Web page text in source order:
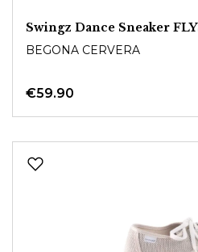
Swingz Dance Sneaker
BEGONA CERVERA
€59.90